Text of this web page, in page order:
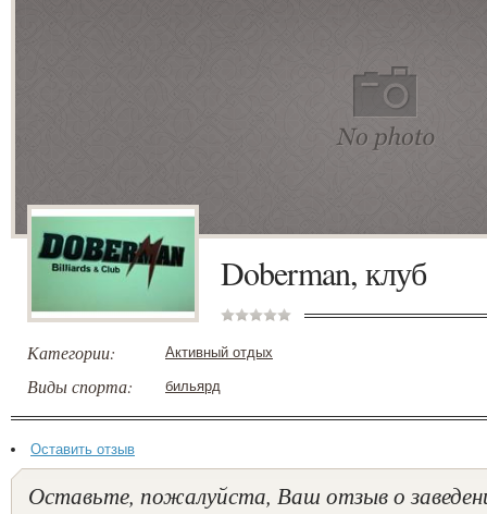
Doberman, клуб
Категории: Активный отдых
Виды спорта: бильярд
Оставить отзыв
Оставьте, пожалуйста, Ваш отзыв о